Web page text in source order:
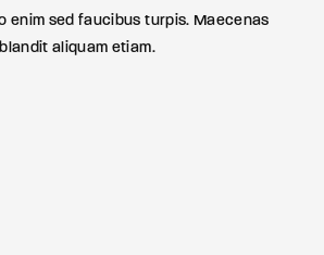
enim sed faucibus turpis. Maecenas
aliquam etiam.